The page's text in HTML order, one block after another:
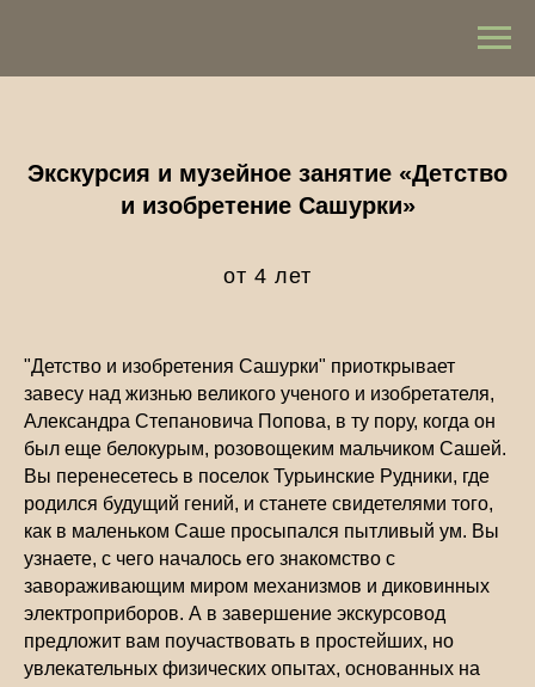
Экскурсия и музейное занятие «Детство
и изобретение Сашурки»
от 4 лет
"Детство и изобретения Сашурки" приоткрывает
завесу над жизнью великого ученого и изобретателя,
Александра Степановича Попова, в ту пору, когда он
был еще белокурым, розовощеким мальчиком Сашей.
Вы перенесетесь в поселок Турьинские Рудники, где
родился будущий гений, и станете свидетелями того,
как в маленьком Саше просыпался пытливый ум. Вы
узнаете, с чего началось его знакомство с
завораживающим миром механизмов и диковинных
электроприборов. А в завершение экскурсовод
предложит вам поучаствовать в простейших, но
увлекательных физических опытах, основанных на